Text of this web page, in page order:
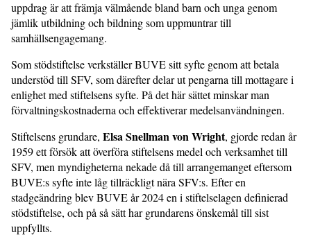
uppdrag är att främja välmående bland barn och unga genom
jämlik utbildning och bildning som uppmuntrar till
samhällsengagemang.
Som stödstiftelse verkställer BUVE sitt syfte genom att betala
understöd till SFV, som därefter delar ut pengarna till mottagare i
enlighet med stiftelsens syfte. På det här sättet minskar man
förvaltningskostnaderna och effektiverar medelsanvändningen.
Stiftelsens grundare, Elsa Snellman von Wright, gjorde redan år
1959 ett försök att överföra stiftelsens medel och verksamhet till
SFV, men myndigheterna nekade då till arrangemanget eftersom
BUVE:s syfte inte låg tillräckligt nära SFV:s. Efter en
stadgeändring blev BUVE år 2024 en i stiftelselagen definierad
stödstiftelse, och på så sätt har grundarens önskemål till sist
uppfyllts.